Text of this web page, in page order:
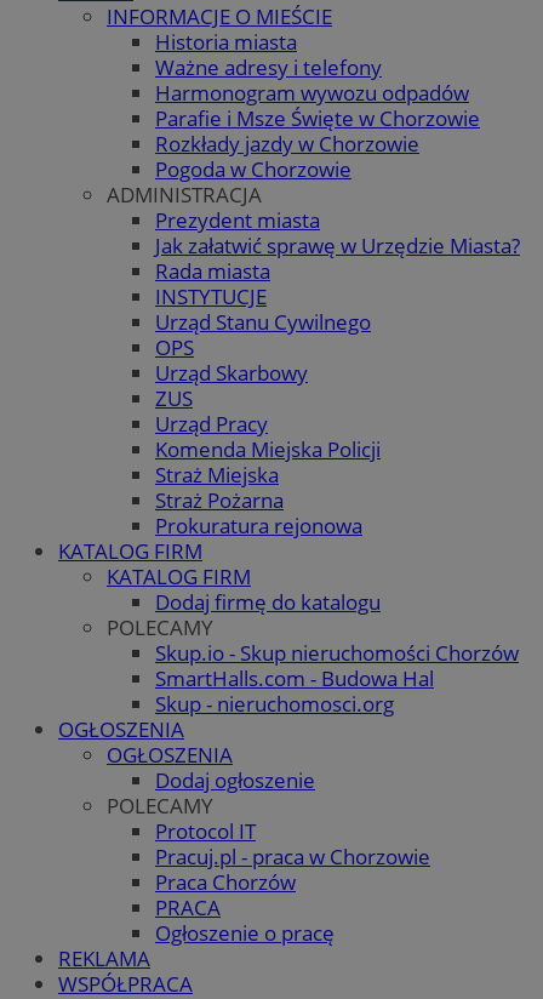
INFORMACJE O MIEŚCIE
Historia miasta
Ważne adresy i telefony
Harmonogram wywozu odpadów
Parafie i Msze Święte w Chorzowie
Rozkłady jazdy w Chorzowie
Pogoda w Chorzowie
ADMINISTRACJA
Prezydent miasta
Jak załatwić sprawę w Urzędzie Miasta?
Rada miasta
INSTYTUCJE
Urząd Stanu Cywilnego
OPS
Urząd Skarbowy
ZUS
Urząd Pracy
Komenda Miejska Policji
Straż Miejska
Straż Pożarna
Prokuratura rejonowa
KATALOG FIRM
KATALOG FIRM
Dodaj firmę do katalogu
POLECAMY
Skup.io - Skup nieruchomości Chorzów
SmartHalls.com - Budowa Hal
Skup - nieruchomosci.org
OGŁOSZENIA
OGŁOSZENIA
Dodaj ogłoszenie
POLECAMY
Protocol IT
Pracuj.pl - praca w Chorzowie
Praca Chorzów
PRACA
Ogłoszenie o pracę
REKLAMA
WSPÓŁPRACA